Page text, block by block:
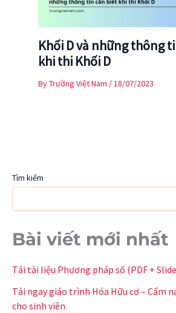
Khối D và những thông
khi thi Khối D
ByTrường Việt Nam /18/07/2023
Tìm kiếm
Bài viết mới nhất
Tải tài liệu Phương pháp số (PDF +
Tải ngay giáo trình Hóa Hữu cơ – Cẩm
cho sinh viên